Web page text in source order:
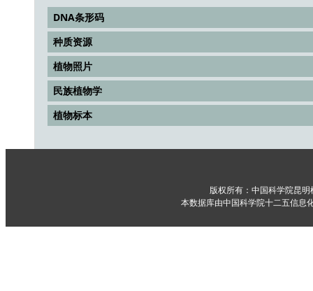
DNA条形码
种质资源
植物照片
民族植物学
植物标本
版权所有：中国科学院昆
本数据库由中国科学院十二五信息